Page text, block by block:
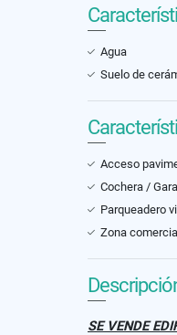
Agua
Suelo de
Acceso
Cochera /
Parqueadero
Zona comercial
SE VENDE